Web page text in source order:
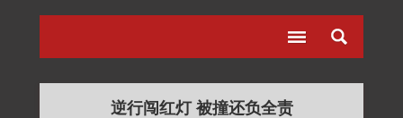
逆行闯红灯 被撞还负全责